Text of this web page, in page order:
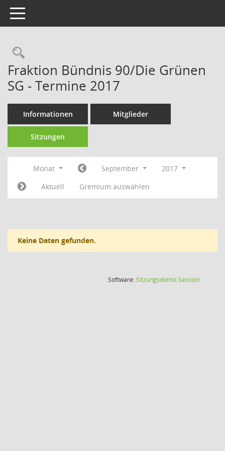
Toggle navigation
Rechercheauswahl
Fraktion Bündnis 90/Die Grünen
SG - Termine 2017
Informationen Mitglieder
Sitzungen
Monat September
2017
Aktuell
Gremium auswählen
Keine Daten gefunden.
Software:SitzungsdienstSession(Wird in